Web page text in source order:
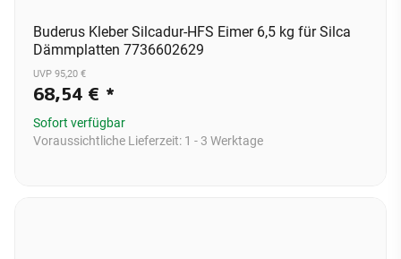
Buderus Kleber Silcadur-HFS Eimer 6,5 kg für Silca
Dämmplatten 7736602629
UVP 95,20 €
68,54 € *
Sofort verfügbar
Voraussichtliche Lieferzeit: 1 - 3 Werktage